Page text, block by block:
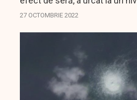
atmosferă în 2021, iar CO2 și
27 OCTOMBRIE 2022